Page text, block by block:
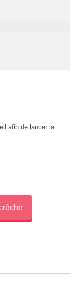
afin de lancer la